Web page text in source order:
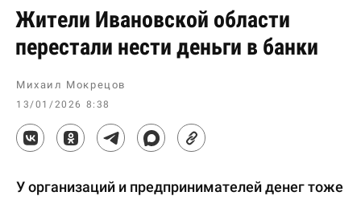
Жители Ивановской области
перестали нести деньги в банки
Михаил Мокрецов
13/01/2026 8:38
У организаций и предпринимателей денег тоже